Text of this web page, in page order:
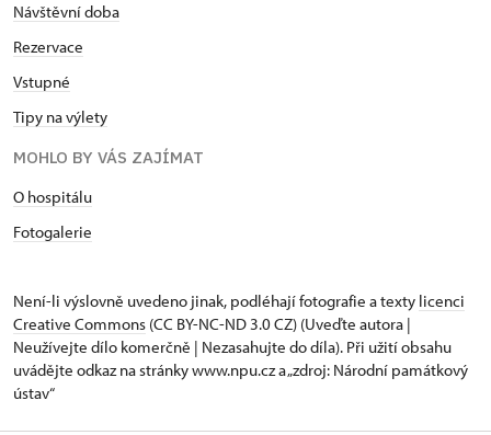
Návštěvní doba
Rezervace
Vstupné
Tipy na výlety
MOHLO BY VÁS ZAJÍMAT
O hospitálu
Fotogalerie
Není-li výslovně uvedeno jinak, podléhají fotografie a texty licenci
Creative Commons (CC BY-NC-ND 3.0 CZ) (Uveďte autora |
Neužívejte dílo komerčně | Nezasahujte do díla). Při užití obsahu
uvádějte odkaz na stránky www.npu.cz a „zdroj: Národní památkový
ústav“